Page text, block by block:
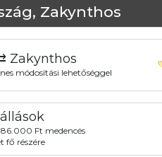
Zakynthos
Zakynthos
módosítási lehetőséggel
Ft medencés
fő részére